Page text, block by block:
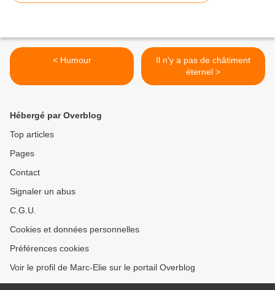
< Humour
Il n'y a pas de châtiment
éternel >
Hébergé par Overblog
Top articles
Pages
Contact
Signaler un abus
C.G.U.
Cookies et données personnelles
Préférences cookies
Voir le profil de Marc-Elie sur le portail Overblog